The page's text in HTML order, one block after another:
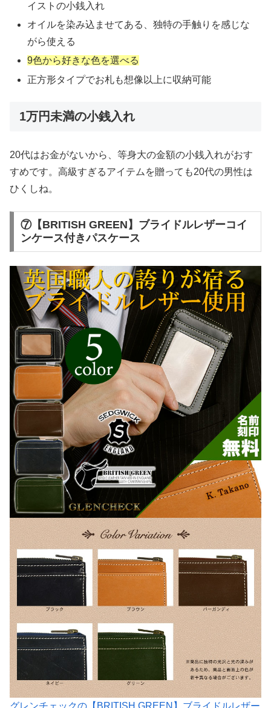
イストの小銭入れ
オイルを染み込ませてある、独特の手触りを感じな
がら使える
9色から好きな色を選べる
正方形タイプでお札も想像以上に収納可能
1万円未満の小銭入れ
20代はお金がないから、等身大の金額の小銭入れがおす
すめです。高級すぎるアイテムを贈っても20代の男性は
ひくしね。
⑦【BRITISH GREEN】ブライドルレザーコイ
ンケース付きパスケース
グレンチェックの【BRITISH GREEN】ブライドルレザー